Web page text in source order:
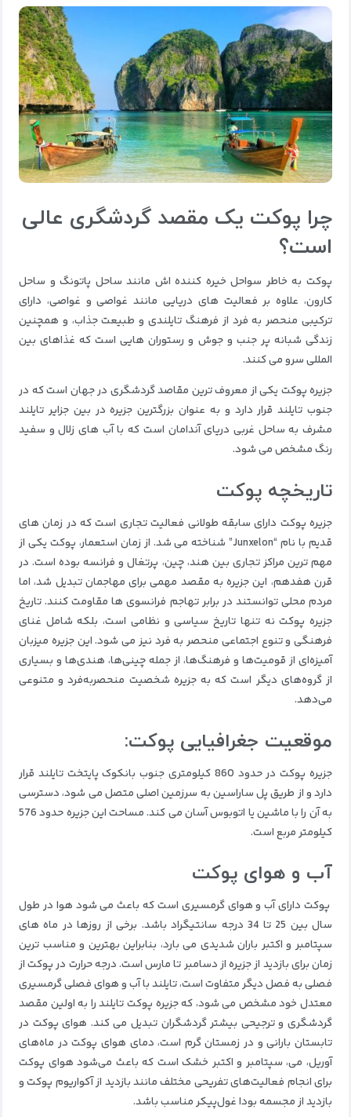
چرا پوکت یک مقصد گردشگری عالی
است؟
پوکت به خاطر سواحل خیره کننده اش مانند ساحل پاتونگ و ساحل
کارون، علاوه بر فعالیت های دریایی مانند غواصی و غواصی، دارای
ترکیبی منحصر به فرد از فرهنگ تایلندی و طبیعت جذاب، و همچنین
زندگی شبانه پر جنب و جوش و رستوران هایی است که غذاهای بین
المللی سرو می کنند.
جزیره پوکت یکی از معروف ترین مقاصد گردشگری در جهان است که در
جنوب تایلند قرار دارد و به عنوان بزرگترین جزیره در بین جزایر تایلند
مشرف به ساحل غربی دریای آندامان است که با آب های زلال و سفید
رنگ مشخص می شود.
تاریخچه پوکت
جزیره پوکت دارای سابقه طولانی فعالیت تجاری است که در زمان های
قدیم با نام “Junxelon” شناخته می شد.
از زمان استعمار، پوکت یکی از
مهم ترین مراکز تجاری بین هند، چین، پرتغال و فرانسه بوده است. در
قرن هفدهم، این جزیره به مقصد مهمی برای مهاجمان تبدیل شد، اما
مردم محلی توانستند در برابر تهاجم فرانسوی ها مقاومت کنند.تاریخ
جزیره پوکت نه تنها تاریخ سیاسی و نظامی است، بلکه شامل غنای
فرهنگی و تنوع اجتماعی منحصر به فرد نیز می شود.این جزیره میزبان
آمیزه‌ای از قومیت‌ها و فرهنگ‌ها، از جمله چینی‌ها، هندی‌ها و بسیاری
از گروه‌های دیگر است که به جزیره شخصیت منحصربه‌فرد و متنوعی
می‌دهد.
موقعیت جغرافیایی پوکت:
جزیره پوکت در حدود 860 کیلومتری جنوب بانکوک پایتخت تایلند قرار
دارد و از طریق پل ساراسین به سرزمین اصلی متصل می شود، دسترسی
به آن را با ماشین یا اتوبوس آسان می کند. مساحت این جزیره حدود 576
کیلومتر مربع است.
آب و هوای پوکت
پوکت دارای آب و هوای گرمسیری است که باعث می شود هوا در طول
سال بین 25 تا 34 درجه سانتیگراد باشد. برخی از روزها در ماه های
سپتامبر و اکتبر باران شدیدی می بارد، بنابراین بهترین و مناسب ترین
زمان برای بازدید از جزیره از دسامبر تا مارس است. درجه حرارت در پوکت از
فصلی به فصل دیگر متفاوت است، تایلند با آب و هوای فصلی گرمسیری
معتدل خود مشخص می شود، که جزیره پوکت تایلند را به اولین مقصد
گردشگری و ترجیحی بیشتر گردشگران تبدیل می کند. هوای پوکت در
تابستان بارانی و در زمستان گرم است، دمای هوای پوکت در ماه‌های
آوریل، می، سپتامبر و اکتبر خشک است که باعث می‌شود هوای پوکت
برای انجام فعالیت‌های تفریحی مختلف مانند بازدید از آکواریوم پوکت و
بازدید از مجسمه بودا غول‌پیکر مناسب باشد.